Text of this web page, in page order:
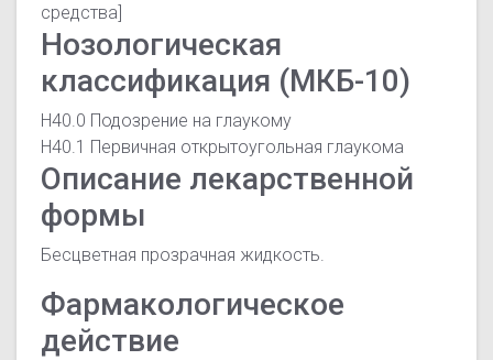
средства]
Нозологическая
классификация (МКБ-10)
H40.0 Подозрение на глаукому
H40.1 Первичная открытоугольная глаукома
Описание лекарственной
формы
Бесцветная прозрачная жидкость.
Фармакологическое
действие